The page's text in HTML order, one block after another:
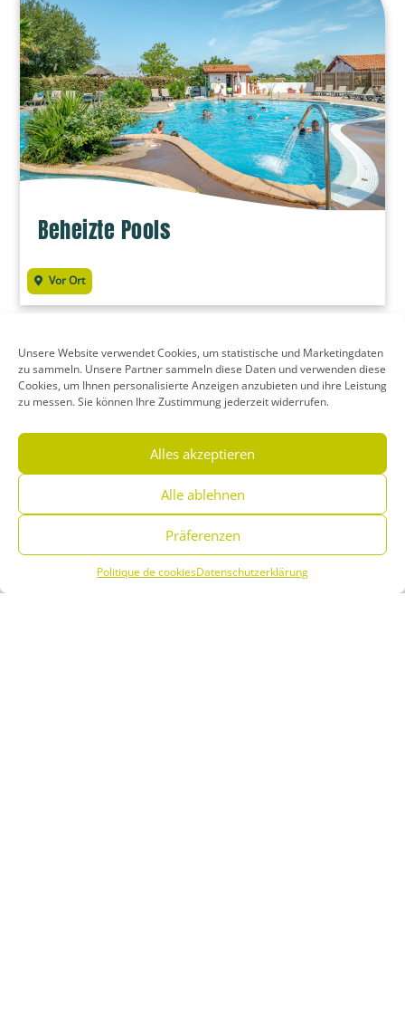
Unsere Website verwendet Cookies, um statistische und Marketingdaten
zu sammeln. Unsere Partner sammeln diese Daten und verwenden diese
Cookies, um Ihnen personalisierte Anzeigen anzubieten und ihre Leistung
zu messen. Sie können Ihre Zustimmung jederzeit widerrufen.
Alles akzeptieren
Alle ablehnen
Präferenzen
Politique de cookiesDatenschutzerklärung
Buchen Sie
Beheizte Pools
Vor Ort
Multifunktionaler Sportplatz